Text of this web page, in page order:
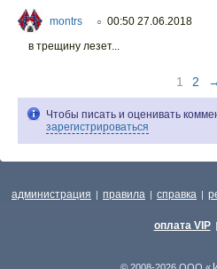
montrs ○ 00:50 27.06.2018
в трещину лезет...
1 2 →
Чтобы писать и оценивать
зарегистрироваться
администрация | правила | справка |
оплата VIP |